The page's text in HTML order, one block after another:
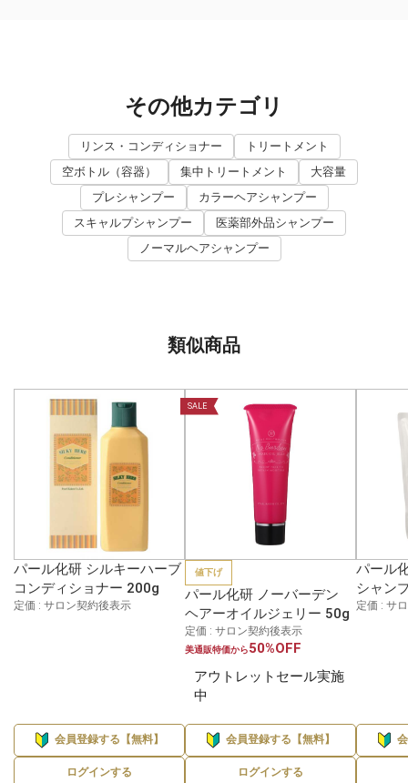
その他カテゴリ
リンス・コンディショナー
トリートメント
空ボトル（容器）
集中トリートメント
大容量
プレシャンプー
カラーヘアシャンプー
スキャルプシャンプー
医薬部外品シャンプー
ノーマルヘアシャンプー
類似商品
パール化研 シルキーハーブ
コンディショナー 200g
定価 : サロン契約後表示
会員登録する【無料】
ログインする
SALE
値下げ
パール化研 ノーバーデン
ヘアーオイルジェリー 50g
定価 : サロン契約後表示
美通販特価から50%OFF
アウトレットセール実施
中
会員登録する【無料】
ログインする
パール
シャン
定価 : サ